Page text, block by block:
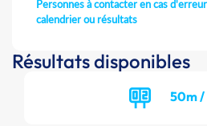
Personnes à contacter en cas
calendrier ou résultats
Résultats disponibles
50m /